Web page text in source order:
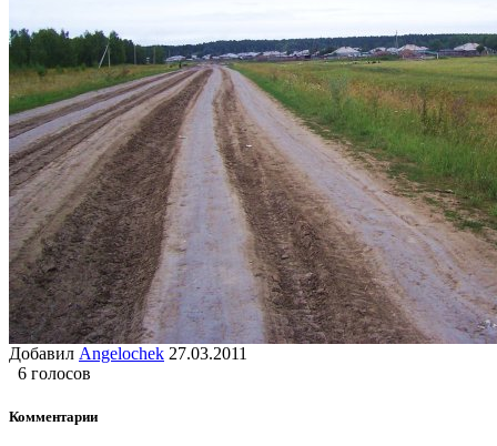
Добавил Angelochek 27.03.2011
6 голосов
Комментарии